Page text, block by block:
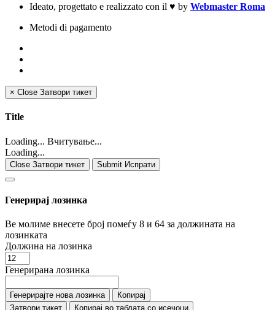
Ideato, progettato e realizzato con il ♥ by Webmaster Roma
Metodi di pagamento
× Close Затвори тикет
Title
Loading... Вчитување...
Loading...
Close Затвори тикет Submit Испрати
Генерирај лозинка
Ве молиме внесете број помеѓу 8 и 64 за должината на
лозинката
Должина на лозинка
Генерирана лозинка
Генерирајте нова лозинка
Копирај
Затвори тикет
Копирај во таблата со исечоци